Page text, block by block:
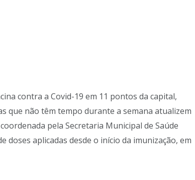
contra a Covid-19 em 11 pontos da capital,
que não têm tempo durante a semana atualizem
pela Secretaria Municipal de Saúde
doses aplicadas desde o início da imunização, em